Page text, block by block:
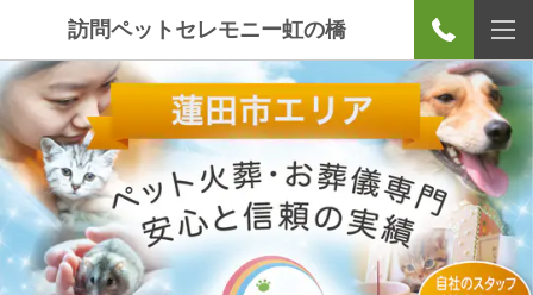
訪問ペットセレモニー虹の橋